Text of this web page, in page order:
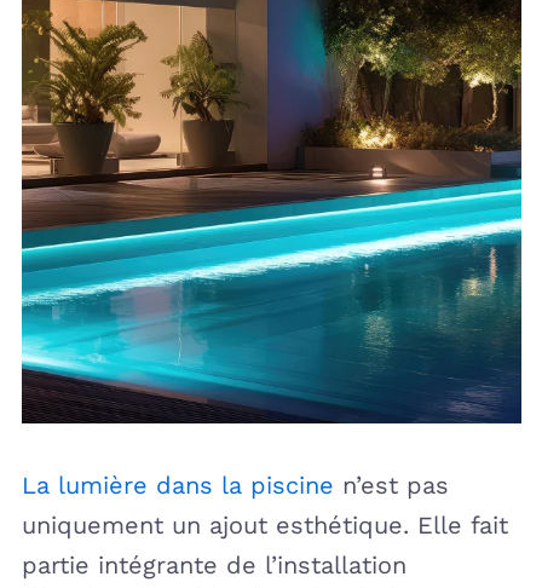
La lumière dans la piscine n’est pas
uniquement un ajout esthétique. Elle fait
partie intégrante de l’installation